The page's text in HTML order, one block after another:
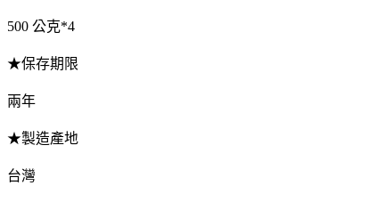
500 公克*4
★保存期限
兩年
★製造產地
台灣